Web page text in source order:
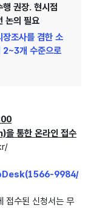
권장. 현시점
논의 필요
조사를 겸한 소
2~3개 수준으로
을 통한 온라인 접수
9984/
접수된 신청서는 무